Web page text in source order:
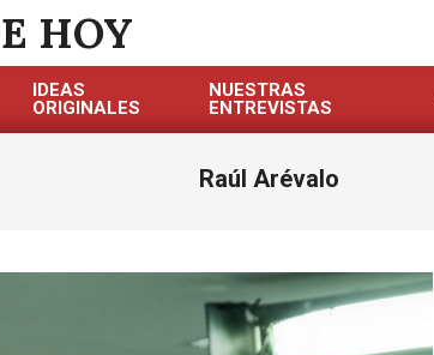
HOY
IDEAS
ORIGINALES
NUESTRAS
ENTREVISTAS
Raúl Arévalo